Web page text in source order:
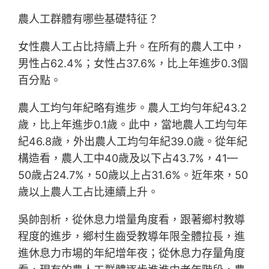
農人工群體有哪些基礎特征？
女性農人工占比持續上升。在所有的農人工中，
男性占62.4%；女性占37.6%，比上年進步0.3個
百分點。
農人工均勻年紀略有進步。農人工均勻年紀43.2
歲，比上年進步0.1歲。此中，當地農人工均勻年
紀46.8歲，外出農人工均勻年紀39.0歲。從年紀
構造看，農人工中40歲及以下占43.7%，41—
50歲占24.7%，50歲以上占31.6%。近年來，50
歲以上農人工占比連續上升。
吳帥剖析，從休息力增量角度看，跟著鄉村教導
程度的進步，鄉村生齒受教導年限全體拉長，進
進休息力市場的年紀增年夜；從休息力存量角度